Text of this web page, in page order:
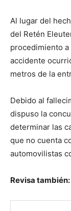
Al lugar del
del Retén
procedimiento
accidente
metros de la
Debido al
dispuso la
determinar las
que no cuenta
automovilistas
Revisa también: